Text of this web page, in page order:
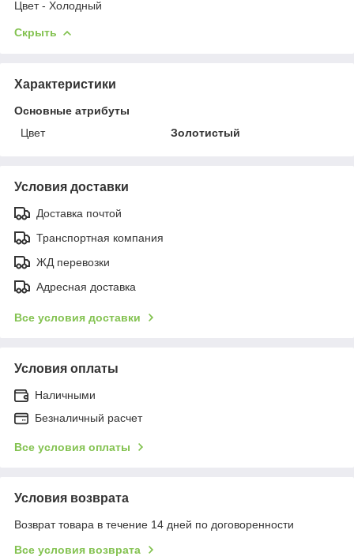
Цвет - Холодный
Скрыть
Характеристики
Основные атрибуты
Цвет
Золотистый
Условия доставки
Доставка почтой
Транспортная компания
ЖД перевозки
Адресная доставка
Все условия доставки
Условия оплаты
Наличными
Безналичный расчет
Все условия оплаты
Условия возврата
Возврат товара в течение 14 дней по договоренности
Все условия возврата